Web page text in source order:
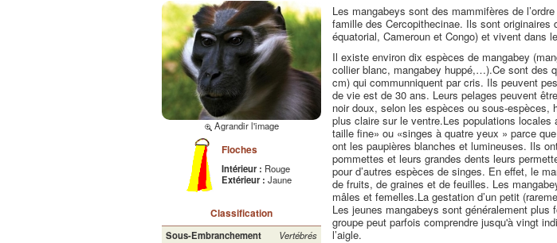
Agrandir l'image
Floches
Intérieur : Rouge
Extérieur : Jaune
Classification
Sous-Embranchement
Vertébrés
Les mangabeys sont des mammifères de
famille des Cercopithecinae. Ils sont originaires
équatorial, Cameroun et Congo) et vivent dans
Il existe environ dix espèces de mangabey
collier blanc, mangabey huppé,…).Ce sont des
cm) qui communniquent par cris. Ils peuvent
de vie est de 30 ans. Leurs pelages peuvent
noir doux, selon les espèces ou sous-espèces,
plus claire sur le ventre.Les populations
taille fine» ou «singes à quatre yeux » parce
ont les paupières blanches et lumineuses. Ils
pommettes et leurs grandes dents leurs
pour d’autres espèces de singes. En effet, le
de fruits, de graines et de feuilles. Les
mâles et femelles.La gestation d’un petit
Les jeunes mangabeys sont généralement plus
groupe peut parfois comprendre jusqu'à vingt
l’aigle.